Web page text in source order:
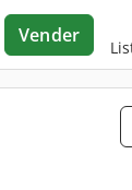
Vender